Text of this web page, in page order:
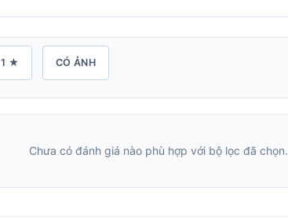
1 ★ CÓ ẢNH
Chưa có đánh giá nào phù hợp với bộ lọc đã chọn.